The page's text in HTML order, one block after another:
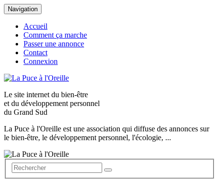
Navigation
Accueil
Comment ça marche
Passer une annonce
Contact
Connexion
Le site internet du bien-être
et du développement personnel
du Grand Sud
La Puce à l'Oreille est une association qui diffuse des annonces sur
le bien-être, le développement personnel, l'écologie, ...